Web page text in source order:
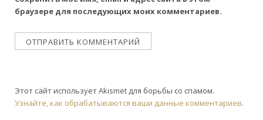
браузере для последующих моих комментариев.
Этот сайт использует Akismet для борьбы со спамом.
Узнайте, как обрабатываются ваши данные комментариев.